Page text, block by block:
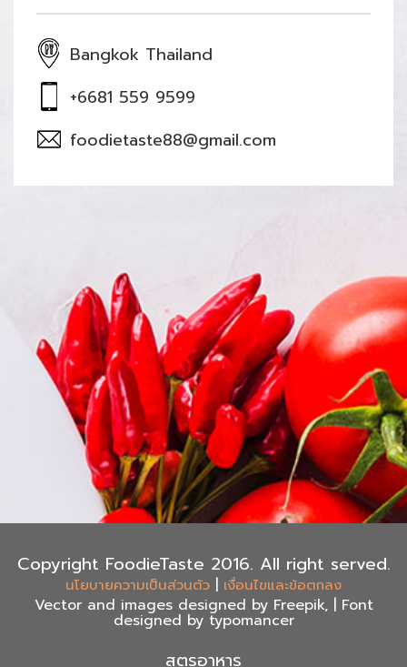
Bangkok Thailand
+6681 559 9599
foodietaste88@gmail.com
Copyright FoodieTaste 2016. All right served.
นโยบายความเป็นส่วนตัว | เงื่อนไขและข้อตกลง
Vector and images designed by Freepik, | Font
designed by typomancer
สูตรอาหาร